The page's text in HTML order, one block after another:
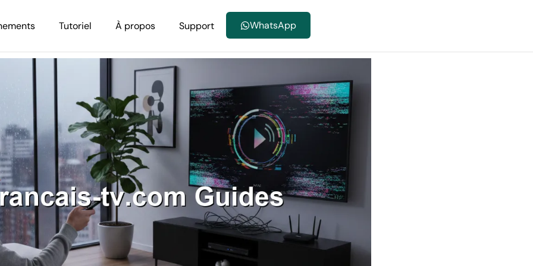
Tutoriel À propos Support WhatsApp